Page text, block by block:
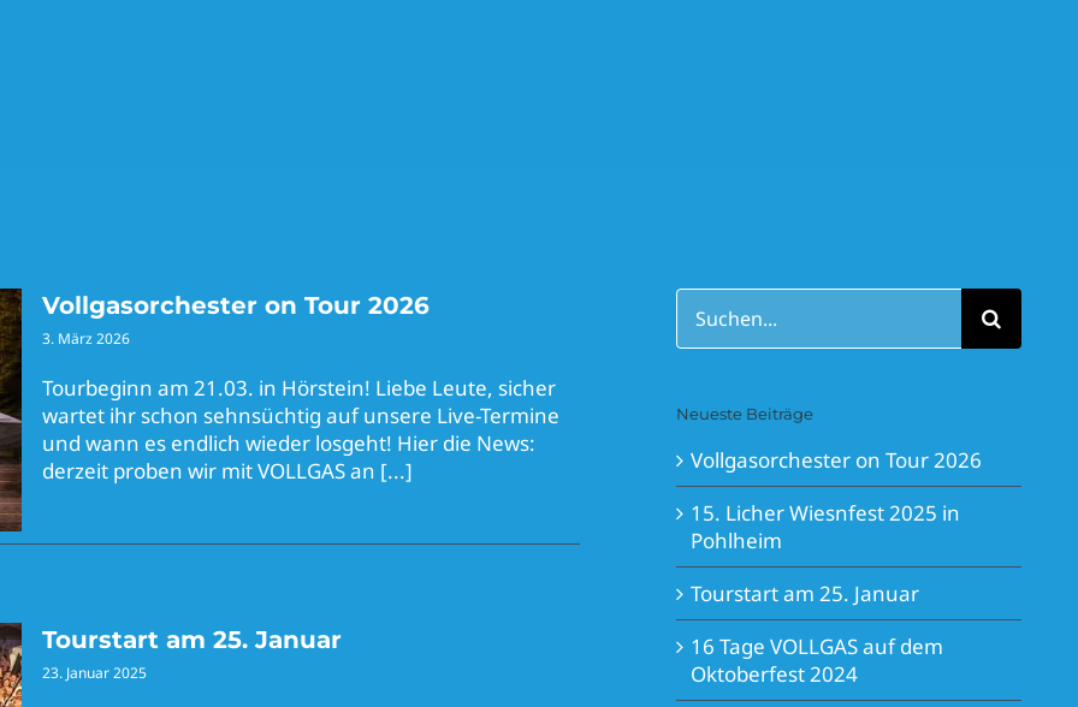
Vollgasorchester on Tour 2026
3. März 2026
Tourbeginn am 21.03. in Hörstein! Liebe Leute, sicher
wartet ihr schon sehnsüchtig auf unsere Live-Termine
und wann es endlich wieder losgeht! Hier die News:
derzeit proben wir mit VOLLGAS an [...]
Tourstart am 25. Januar
23. Januar 2025
Suche
nach:
Neueste Beiträge
Vollgasorchester on Tour 2026
15. Licher Wiesnfest 2025 in
Pohlheim
Tourstart am 25. Januar
16 Tage VOLLGAS auf dem
Oktoberfest 2024